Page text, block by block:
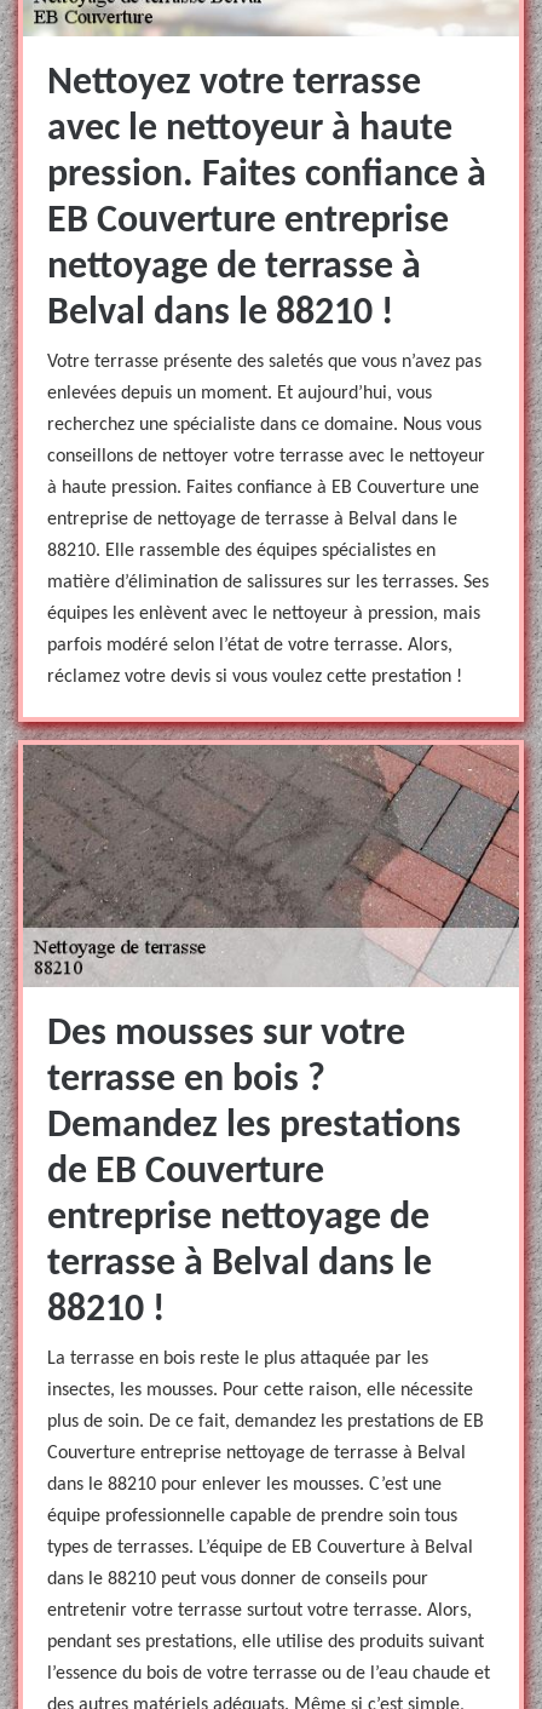
Nettoyez votre terrasse
avec le nettoyeur à haute
pression. Faites confiance à
EB Couverture entreprise
nettoyage de terrasse à
Belval dans le 88210 !
Votre terrasse présente des saletés que vous n’avez pas
enlevées depuis un moment. Et aujourd’hui, vous
recherchez une spécialiste dans ce domaine. Nous vous
conseillons de nettoyer votre terrasse avec le nettoyeur
à haute pression. Faites confiance à EB Couverture une
entreprise de nettoyage de terrasse à Belval dans le
88210. Elle rassemble des équipes spécialistes en
matière d’élimination de salissures sur les terrasses. Ses
équipes les enlèvent avec le nettoyeur à pression, mais
parfois modéré selon l’état de votre terrasse. Alors,
réclamez votre devis si vous voulez cette prestation !
Des mousses sur votre
terrasse en bois ?
Demandez les prestations
de EB Couverture
entreprise nettoyage de
terrasse à Belval dans le
88210 !
La terrasse en bois reste le plus attaquée par les
insectes, les mousses. Pour cette raison, elle nécessite
plus de soin. De ce fait, demandez les prestations de EB
Couverture entreprise nettoyage de terrasse à Belval
dans le 88210 pour enlever les mousses. C’est une
équipe professionnelle capable de prendre soin tous
types de terrasses. L’équipe de EB Couverture à Belval
dans le 88210 peut vous donner de conseils pour
entretenir votre terrasse surtout votre terrasse. Alors,
pendant ses prestations, elle utilise des produits suivant
l’essence du bois de votre terrasse ou de l’eau chaude et